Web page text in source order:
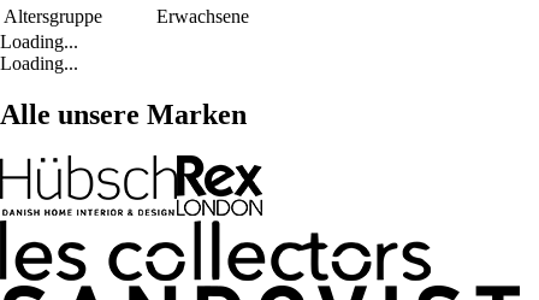
Altersgruppe
Erwachsene
Loading...
Loading...
Alle unsere Marken